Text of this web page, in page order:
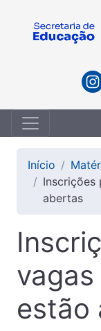
Início
Inscrições
abertas
estão